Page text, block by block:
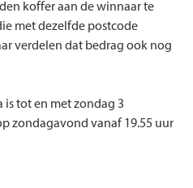
koffer aan de winnaar te
met dezelfde postcode
verdelen dat bedrag ook nog
is tot en met zondag 3
zondagavond vanaf 19.55 uur